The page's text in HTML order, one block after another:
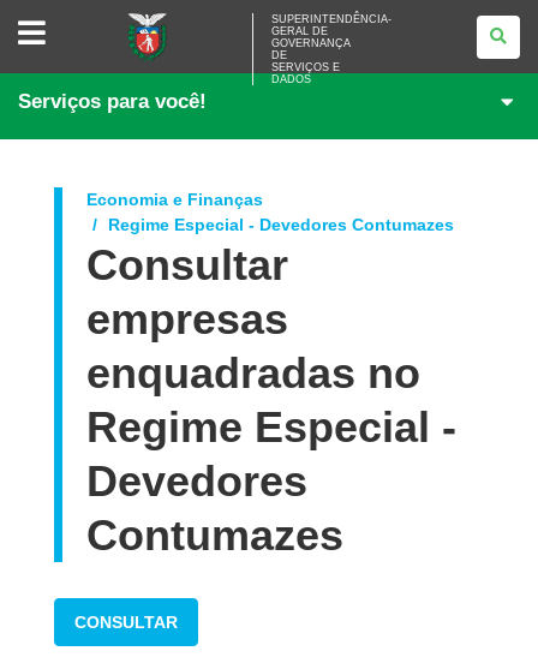
SUPERINTENDÊNCIA-
<BR>GOVERNANÇA
SERVIÇOS
DADOS
SUPERINTENDÊNCIA-
GERAL DE
GOVERNANÇA
DE
SERVIÇOS E
DADOS
Serviços para você!
Economia e Finanças
Regime Especial - Devedores Contumazes
Consultar
empresas
enquadradas no
Regime Especial -
Devedores
Contumazes
CONSULTAR